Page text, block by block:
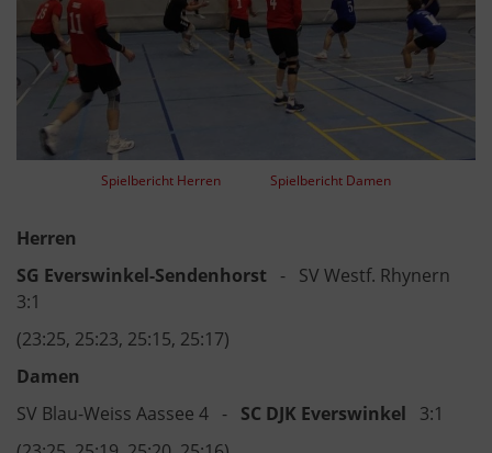
Spielbericht Herren Spielbericht Damen
Herren
SG Everswinkel-Sendenhorst - SV Westf. Rhynern
3:1
(23:25, 25:23, 25:15, 25:17)
Damen
SV Blau-Weiss Aassee 4 - SC DJK Everswinkel
3:1